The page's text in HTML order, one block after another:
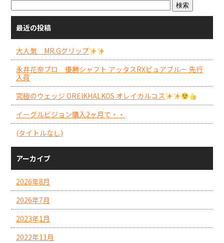
最近の投稿
大人気 MR.Gグリップ
永井花奈プロ 優勝シャフト アッタスRXピュアブルー 先行
入荷
究極のウェッジ OREIKHALKOS オレイカルコス
イーグルビジョン購入2ヶ月で・・
(タイトルなし)
アーカイブ
2026年8月
2026年7月
2023年1月
2022年11月